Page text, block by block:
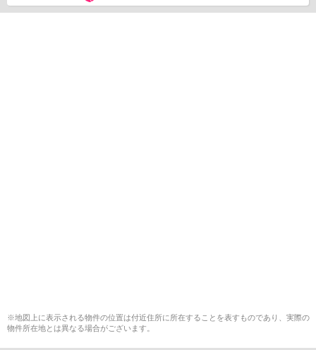
※地図上に表示される物件の位置は付近住所に所在することを表すものであり、実際の
物件所在地とは異なる場合がございます。